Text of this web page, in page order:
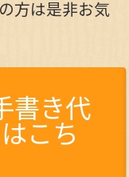
方は是非お気
書き代
こち